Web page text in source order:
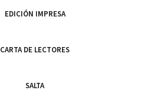
EDICIÓN IMPRESA
CARTA DE LECTORES
SALTA